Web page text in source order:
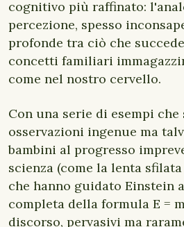
cognitivo più raffinato:
percezione, spesso
profonde tra ciò che
concetti familiari
come nel nostro cervello.
Con una serie di esempi che
osservazioni ingenue ma
bambini al progresso
scienza (come la lenta
che hanno guidato Einstein
completa della formula E =
discorso, pervasivi ma